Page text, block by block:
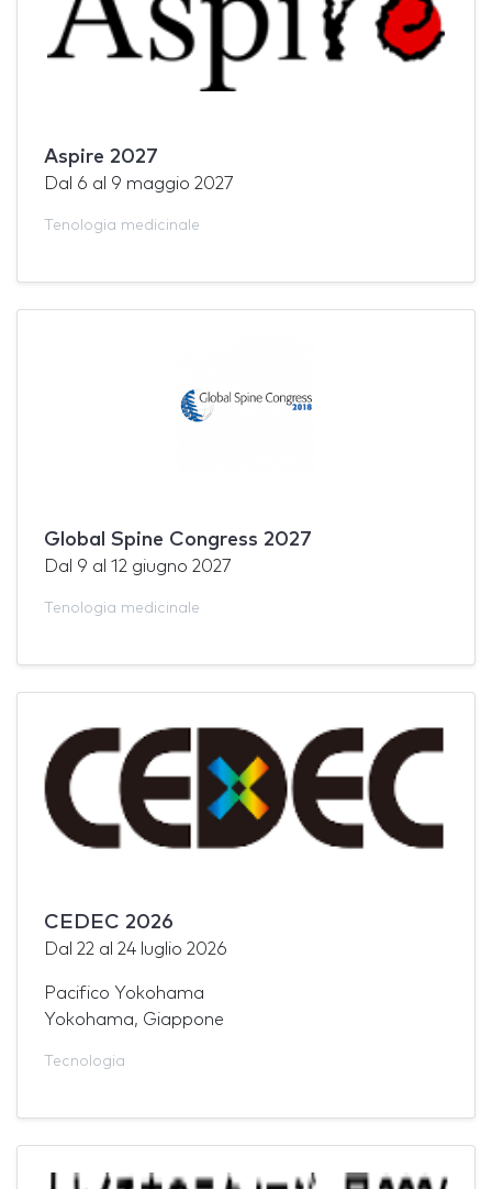
Aspire 2027
Dal 6 al 9 maggio 2027
Tenologia medicinale
Global Spine Congress 2027
Dal 9 al 12 giugno 2027
Tenologia medicinale
CEDEC 2026
Dal 22 al 24 luglio 2026
Pacifico Yokohama
Yokohama, Giappone
Tecnologia